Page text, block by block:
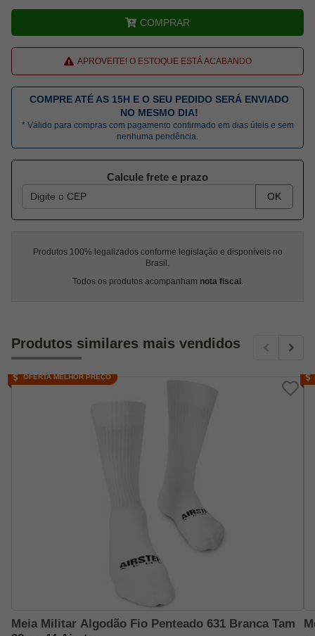
COMPRAR
APROVEITE! O ESTOQUE ESTÁ ACABANDO
COMPRE ATÉ AS 15H E O SEU PEDIDO SERÁ ENVIADO
NO MESMO DIA!
* Válido para compras com pagamento confirmado em dias úteis e sem
nenhuma pendência.
Calcule frete e prazo
OK
Produtos 100% legalizados conforme legislação e disponíveis no
Brasil.
Todos os produtos acompanham nota fiscal.
Produtos similares mais vendidos
Meia Militar Algodão Fio Penteado 631 Branca Tam
OFERTA MELHOR PREÇO